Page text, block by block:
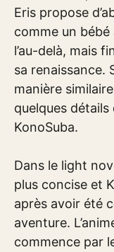
Eris propose
comme un
l’au-delà, mais
sa renaissance.
manière
quelques détails
KonoSuba.
Dans le light
plus concise et
après avoir été
aventure.
commence par